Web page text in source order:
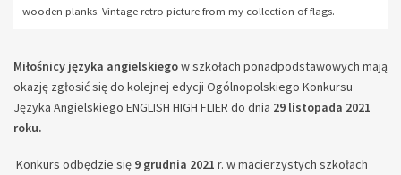
wooden planks. Vintage retro picture from my collection of flags.
Miłośnicy języka angielskiegow szkołach ponadpodstawowych mają
okazję zgłosić się do kolejnej edycji Ogólnopolskiego Konkursu
Języka Angielskiego ENGLISH HIGH FLIER do dnia 29 listopada 2021
roku.
Konkurs odbędzie się 9 grudnia 2021 r. w macierzystych szkołach